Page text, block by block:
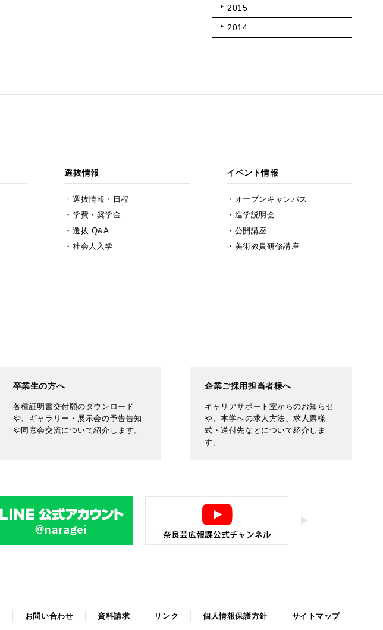
2015
2014
選抜情報
選抜情報・日程
学費・奨学金
選抜 Q&A
社会人入学
イベント情報
オープンキャンパス
進学説明会
公開講座
美術教員研修講座
卒業生の方へ
各種証明書交付願のダウンロード
や、ギャラリー・展示会の予告告知
や同窓会交流について紹介します。
企業ご採用担当者様へ
キャリアサポート室からのお知らせ
や、本学への求人方法、求人票様
式・送付先などについて紹介しま
す。
お問い合わせ 資料請求 リンク 個人情報保護方針 サイトマップ